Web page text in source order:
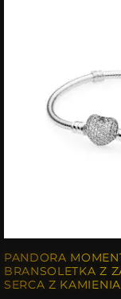
PANDORA
BRANSOLETKA Z
SERCA Z